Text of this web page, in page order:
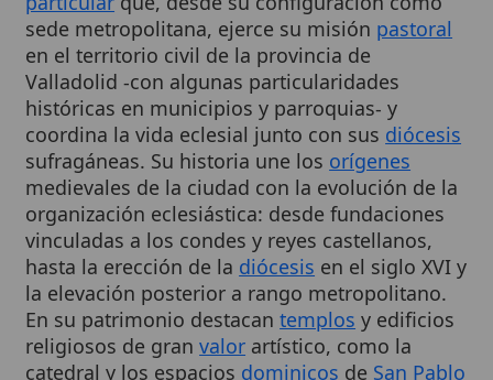
en el territorio civil de la provincia de
Valladolid -con algunas particularidades
históricas en municipios y parroquias- y
coordina la vida eclesial junto con susdiócesis
sufragáneas. Su historia une losorígenes
medievales de la ciudad con la evolución de la
organización eclesiástica: desde fundaciones
vinculadas a los condes y reyes castellanos,
hasta la erección de ladiócesisen el siglo XVI y
la elevación posterior a rango metropolitano.
En su patrimonio destacantemplos y edificios
religiosos de granvalorartístico, como la
catedral y los espaciosdominicos deSan Pablo
ySan Gregorio, que reflejan la profunda
presencia de laIglesiaen la cultura y la vida
pública de Valladolid. 1